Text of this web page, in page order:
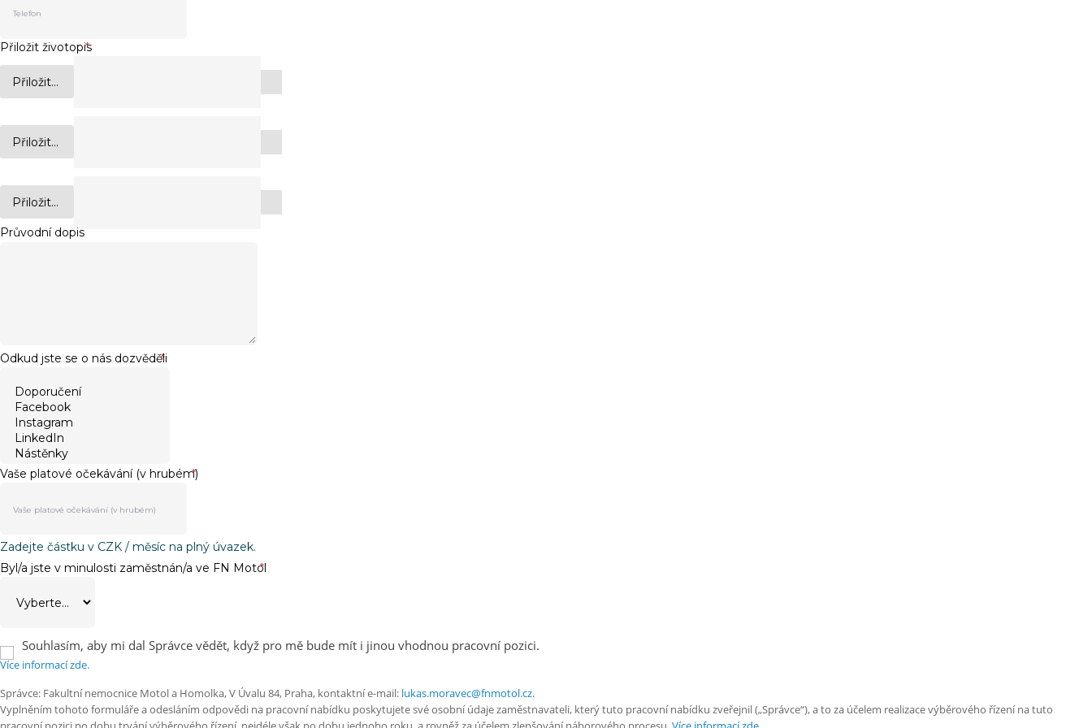
Přiložit životopis
*
Přiložit...
Přiložit...
Přiložit...
Průvodní dopis
Odkud jste se o nás dozvěděli
*
Vaše platové očekávání (v hrubém)
*
Zadejte částku v CZK / měsíc na plný úvazek.
Byl/a jste v minulosti zaměstnán/a ve FN Motol
*
Souhlasím, aby mi dal Správce vědět, když pro mě bude mít i jinou vhodnou pracovní pozici.
Více informací zde.
Správce: Fakultní nemocnice Motol a Homolka, V Úvalu 84, Praha, kontaktní e-mail: lukas.moravec@fnmotol.cz.
Vyplněním tohoto formuláře a odesláním odpovědi na pracovní nabídku poskytujete své osobní údaje zaměstnavateli, který tuto pracovní nabídku zveřejnil („Správce“), a to za účelem realizace výběrového řízení na tuto